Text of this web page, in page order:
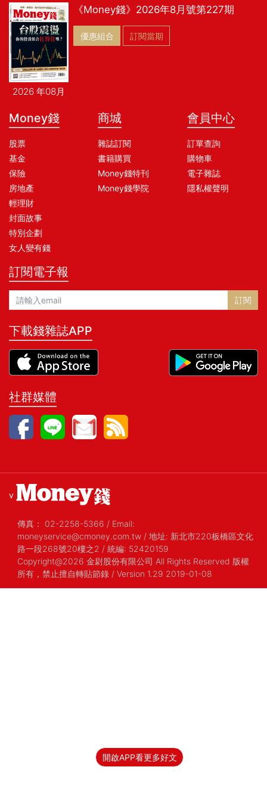
開啟APP看更多好文
2026 年08月
《Money錢》2026年8月號第227期
優惠組合 訂閱當期
Money錢
股票
基金
保險
房地產
輕理財
封面故事
特別企劃
女人變有錢
商城
雜誌訂閱
書籍購買
Money錢特刊
Money錢學院
會員中心
訂單查詢
購物車
電子雜誌
隱私權聲明
訂閱電子報
訂閱
下載錢雜誌APP
社群媒體
v
傳真： 02-2258-5366 / Email:
moneyservice@cmoney.com.tw / 地址: 新北市220板橋區文化
路一段268號20樓之2 / 統編: 52420159
Copyright@2026 金尉股份有限公司 All Rights Reserved 版權
所有，禁止擅自轉貼節錄 / Version 1.29 2019-01-08